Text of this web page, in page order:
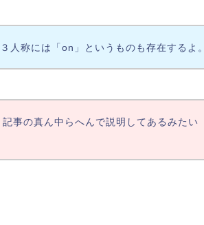
人称には「on」というものも存在するよ。
事の真ん中らへんで説明してあるみたい